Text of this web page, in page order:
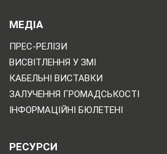
МЕДІА
ПРЕС-РЕЛІЗИ
ВИСВІТЛЕННЯ У ЗМІ
КАБЕЛЬНІ ВИСТАВКИ
ЗАЛУЧЕННЯ ГРОМАДСЬКОСТІ
ІНФОРМАЦІЙНІ БЮЛЕТЕНІ
РЕСУРСИ